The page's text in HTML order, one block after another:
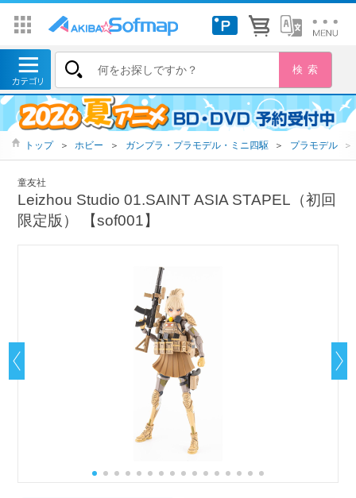
トップ ＞ ホビー ＞ ガンプラ・プラモデル・ミニ四駆 ＞ プラモデル ＞
童友社
Leizhou Studio 01.SAINT ASIA STAPEL（初回
限定版） 【sof001】